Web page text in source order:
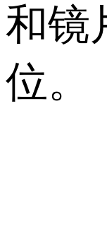
和镜
位。